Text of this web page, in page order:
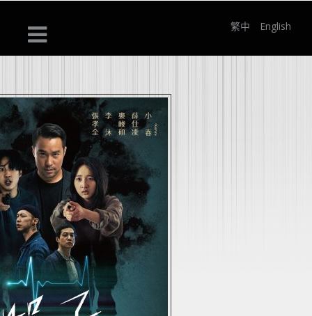
繁中 English